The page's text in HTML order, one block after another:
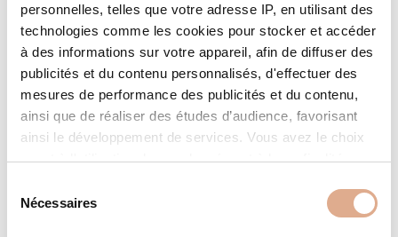
personnelles, telles que votre adresse IP, en utilisant des
technologies comme les cookies pour stocker et accéder
à des informations sur votre appareil, afin de diffuser des
publicités et du contenu personnalisés, d'effectuer des
mesures de performance des publicités et du contenu,
ainsi que de réaliser des études d’audience, favorisant
ainsi le développement de services. Vous avez le choix
quant à l'utilisation de vos données et à leurs finalités.
tout moment en consultant la Déclaration relative aux
cookies ou en cliquant sur l'icône de confidentialité.
Nécessaires
SMART VENTILATION
La technologie SMART
VENTILATION lorsqu’elle est activée,
permet au poêle de fonctionner en
convection naturelle sans
l’assistance des ventilateurs de
soufflerie. L’utilisation des
ventilateurs étant réservée au
rapides. La ventilation intelligente